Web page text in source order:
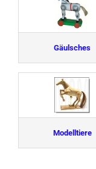
Gäulsches
Modelltiere